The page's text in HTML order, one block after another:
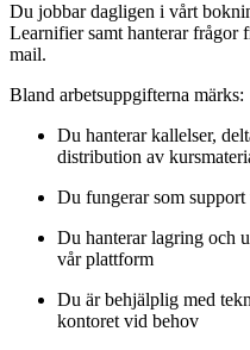
Du jobbar dagligen i vårt
Learnifier samt hanterar frågor
mail.
Bland arbetsuppgifterna märks:
Du hanterar kallelser,
distribution av
Du fungerar som
Du hanterar lagring och
vår plattform
Du är behjälplig med
kontoret vid behov